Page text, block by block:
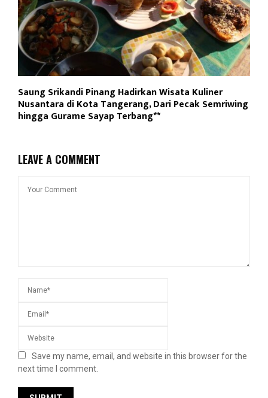
Saung Srikandi Pinang Hadirkan Wisata Kuliner
Nusantara di Kota Tangerang, Dari Pecak Semriwing
hingga Gurame Sayap Terbang**
LEAVE A COMMENT
Save my name, email, and website in this browser for the
next time I comment.